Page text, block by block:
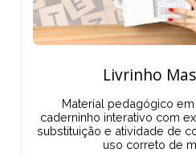
Livrinho
Material pedagógico
caderninho interativo com
substituição e atividade de
uso correto de